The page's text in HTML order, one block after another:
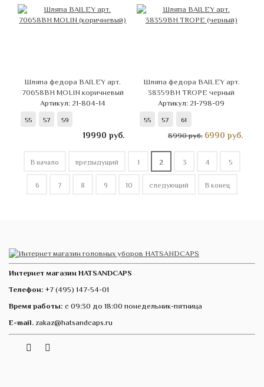
Шляпа федора BAILEY арт.
70658BH MOLIN коричневый
Артикул: 21-804-14
55 57 59
19990 руб.
Шляпа федора BAILEY арт.
38359BH TROPE черный
Артикул: 21-798-09
55 57 61
8990 руб. 6990 руб.
В начало предыдущий 1 2 3 4 5
6 7 8 9 10 следующий В конец
Интернет магазин HATSANDCAPS
Телефон: +7 (495) 147-54-01
Время работы: с 09:30 до 18:00 понедельник-пятница
E-mail. zakaz@hatsandcaps.ru
Telegram